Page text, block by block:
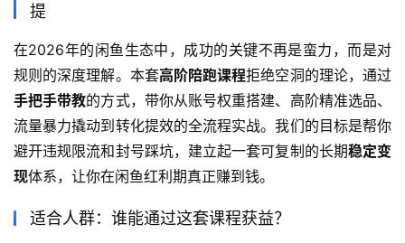
提
在2026年的闲鱼生态中，成功的关键不再是蛮力，而是对
规则的深度理解。本套高阶陪跑课程拒绝空洞的理论，通过
手把手带教的方式，带你从账号权重搭建、高阶精准选品、
流量暴力撬动到转化提效的全流程实战。我们的目标是帮你
避开违规限流和封号踩坑，建立起一套可复制的长期稳定变
现体系，让你在闲鱼红利期真正赚到钱。
适合人群：谁能通过这套课程获益？